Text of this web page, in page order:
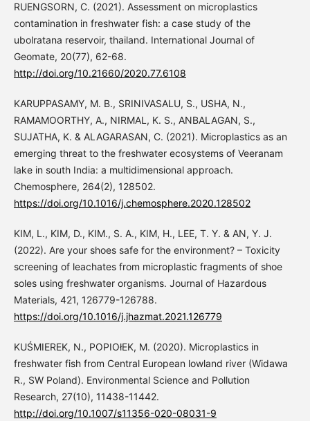
RUENGSORN, C. (2021). Assessment on microplastics
contamination in freshwater fish: a case study of the
ubolratana reservoir, thailand. International Journal of
Geomate, 20(77), 62-68.
http://doi.org/10.21660/2020.77.6108
KARUPPASAMY, M. B., SRINIVASALU, S., USHA, N.,
RAMAMOORTHY, A., NIRMAL, K. S., ANBALAGAN, S.,
SUJATHA, K. & ALAGARASAN, C. (2021). Microplastics as an
emerging threat to the freshwater ecosystems of Veeranam
lake in south India: a multidimensional approach.
Chemosphere, 264(2), 128502.
https://doi.org/10.1016/j.chemosphere.2020.128502
KIM, L., KIM, D., KIM., S. A., KIM, H., LEE, T. Y. & AN, Y. J.
(2022). Are your shoes safe for the environment? – Toxicity
screening of leachates from microplastic fragments of shoe
soles using freshwater organisms. Journal of Hazardous
Materials, 421, 126779-126788.
https://doi.org/10.1016/j.jhazmat.2021.126779
KUŚMIEREK, N., POPIOłEK, M. (2020). Microplastics in
freshwater fish from Central European lowland river (Widawa
R., SW Poland). Environmental Science and Pollution
Research, 27(10), 11438-11442.
http://doi.org/10.1007/s11356-020-08031-9